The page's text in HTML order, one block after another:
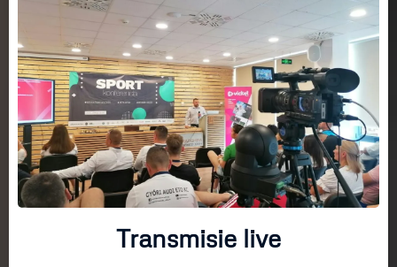
Transmisie live